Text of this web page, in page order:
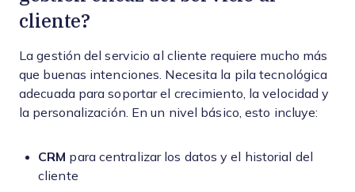
cliente?
La gestión del servicio al cliente requiere mucho más
que buenas intenciones. Necesita la pila tecnológica
adecuada para soportar el crecimiento, la velocidad y
la personalización. En un nivel básico, esto incluye:
CRM para centralizar los datos y el historial del
cliente